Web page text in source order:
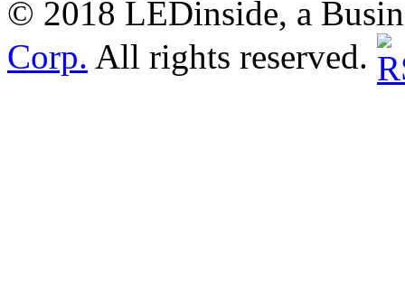
© 2018 LEDinside, a
Corp. All rights reserved.